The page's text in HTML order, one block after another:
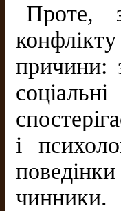
Проте,
причини:
і
чинники.